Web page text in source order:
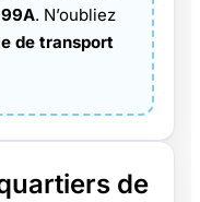
. N’oubliez
de transport
de